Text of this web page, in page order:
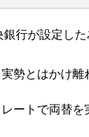
行が設定し
勢とはかけ離
ートで両替を